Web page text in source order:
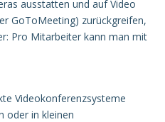
ausstatten und auf Video
GoToMeeting) zurückgreifen,
Pro Mitarbeiter kann man mit
Videokonferenzsysteme
oder in kleinen